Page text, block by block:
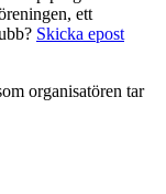
ett
Skicka epost
organisatören tar